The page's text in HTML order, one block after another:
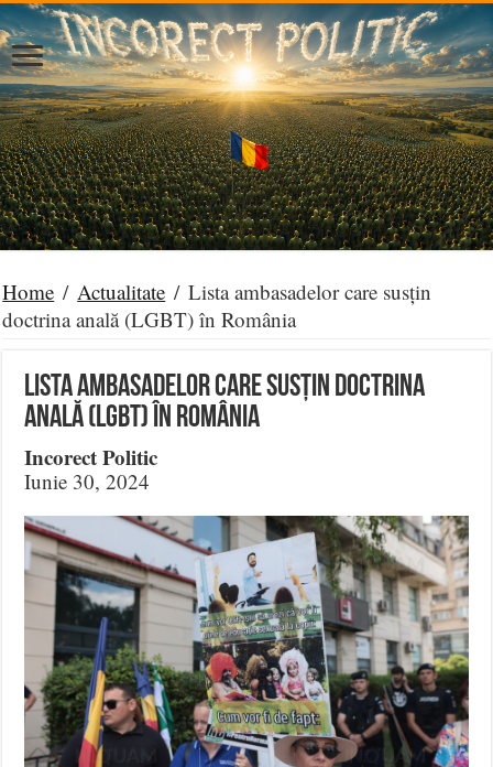
Home / Actualitate / Lista ambasadelor care susțin
doctrina anală (LGBT) în România
Lista ambasadelor care susțin doctrina
anală (LGBT) în România
Incorect Politic
Iunie 30, 2024